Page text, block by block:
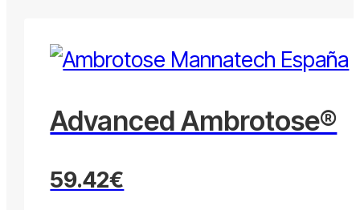
Advanced Ambrotose®
59.42€